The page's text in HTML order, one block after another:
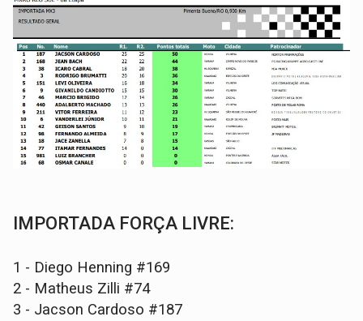
IMPORTADA FORÇA LIVRE:
1 - Diego Henning #169
2 - Matheus Zilli #74
3 - Jacson Cardoso #187